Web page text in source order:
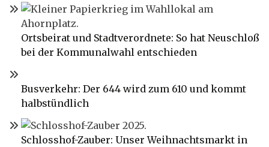
Ortsbeirat und Stadtverordnete: So hat Neuschloß
bei der Kommunalwahl entschieden
Busverkehr: Der 644 wird zum 610 und kommt
halbstündlich
Schlosshof-Zauber: Unser Weihnachtsmarkt in